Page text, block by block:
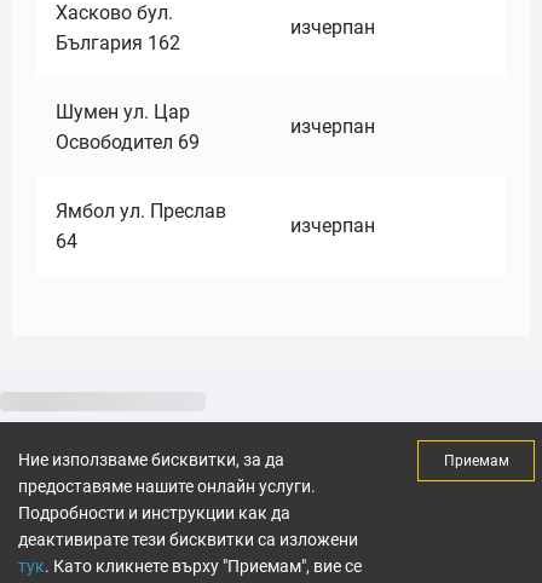
Хасково бул.
България 162
изчерпан
Шумен ул. Цар
Освободител 69
изчерпан
Ямбол ул. Преслав
64
изчерпан
Ние използваме бисквитки, за да
предоставяме нашите онлайн услуги.
Подробности и инструкции как да
деактивирате тези бисквитки са изложени
тук. Като кликнете върху "Приемам", вие се
Приемам